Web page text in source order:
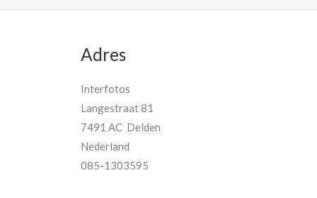
Adres
Interfotos
Langestraat 81
7491 AC Delden
Nederland
085-1303595